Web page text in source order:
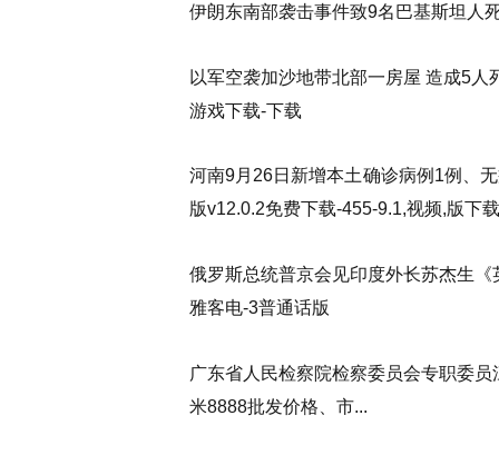
伊朗东南部袭击事件致9名巴基斯坦人
以军空袭加沙地带北部一房屋 造成5
游戏下载-下载
河南9月26日新增本土确诊病例1例、
版v12.0.2免费下载-455-9.1,视频,版下载
俄罗斯总统普京会见印度外长苏杰生
雅客电-3普通话版
广东省人民检察院检察委员会专职委
米8888批发价格、市...